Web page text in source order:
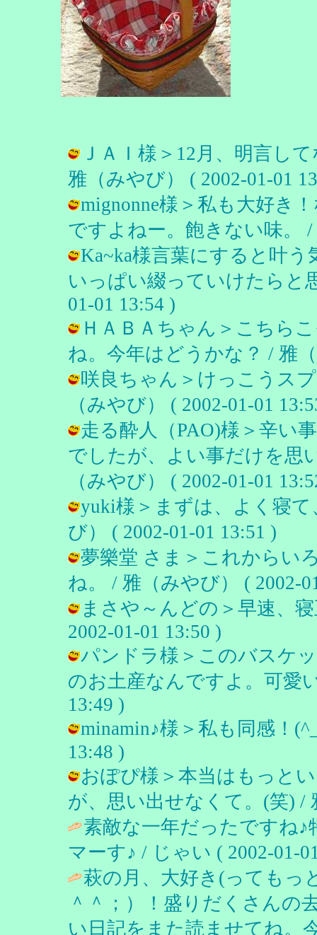
ＪＡＩ様＞12月、明言し
雅（みやび） ( 2002-01-01
mignonne様＞私も大好き
ですよねー。飽きない味。 /
Ka~ka様言葉にすると叶
いっぱい綴っていけたらと
01-01 13:54 )
ＨＡＢＡちゃん＞こちら
ね。今年はどうかな？ / 雅
咲良ちゃん＞けっこうス
（みやび） ( 2002-01-01
走る酔人（PAO)様＞辛い
でしたが、よい事だけを思
（みやび） ( 2002-01-01
yuki様＞まずは、よく寝
び） ( 2002-01-01 13:51 )
夢樂堂 さま＞これからい
ね。 / 雅（みやび） ( 2002-
まさや～んどの＞早速、
2002-01-01 13:50 )
パンドラ様＞このバスケ
のお土産なんですよ。可愛
13:49 )
minamin♪様＞私も同感！
13:48 )
おぽぴ様＞本当はもっと
が、思い出せなくて。(笑) /
素敵な一年だったですね
マーす♪ / じゃい ( 2002-01-
萩の月、大好き(ってもっ
＾＾；）！盛りだくさんの
い日記をまた読ませてね。